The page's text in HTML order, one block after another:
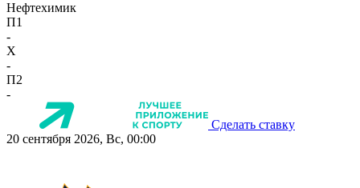
Нефтехимик
П1
-
X
-
П2
-
Сделать ставку
20 сентября 2026, Вс, 00:00